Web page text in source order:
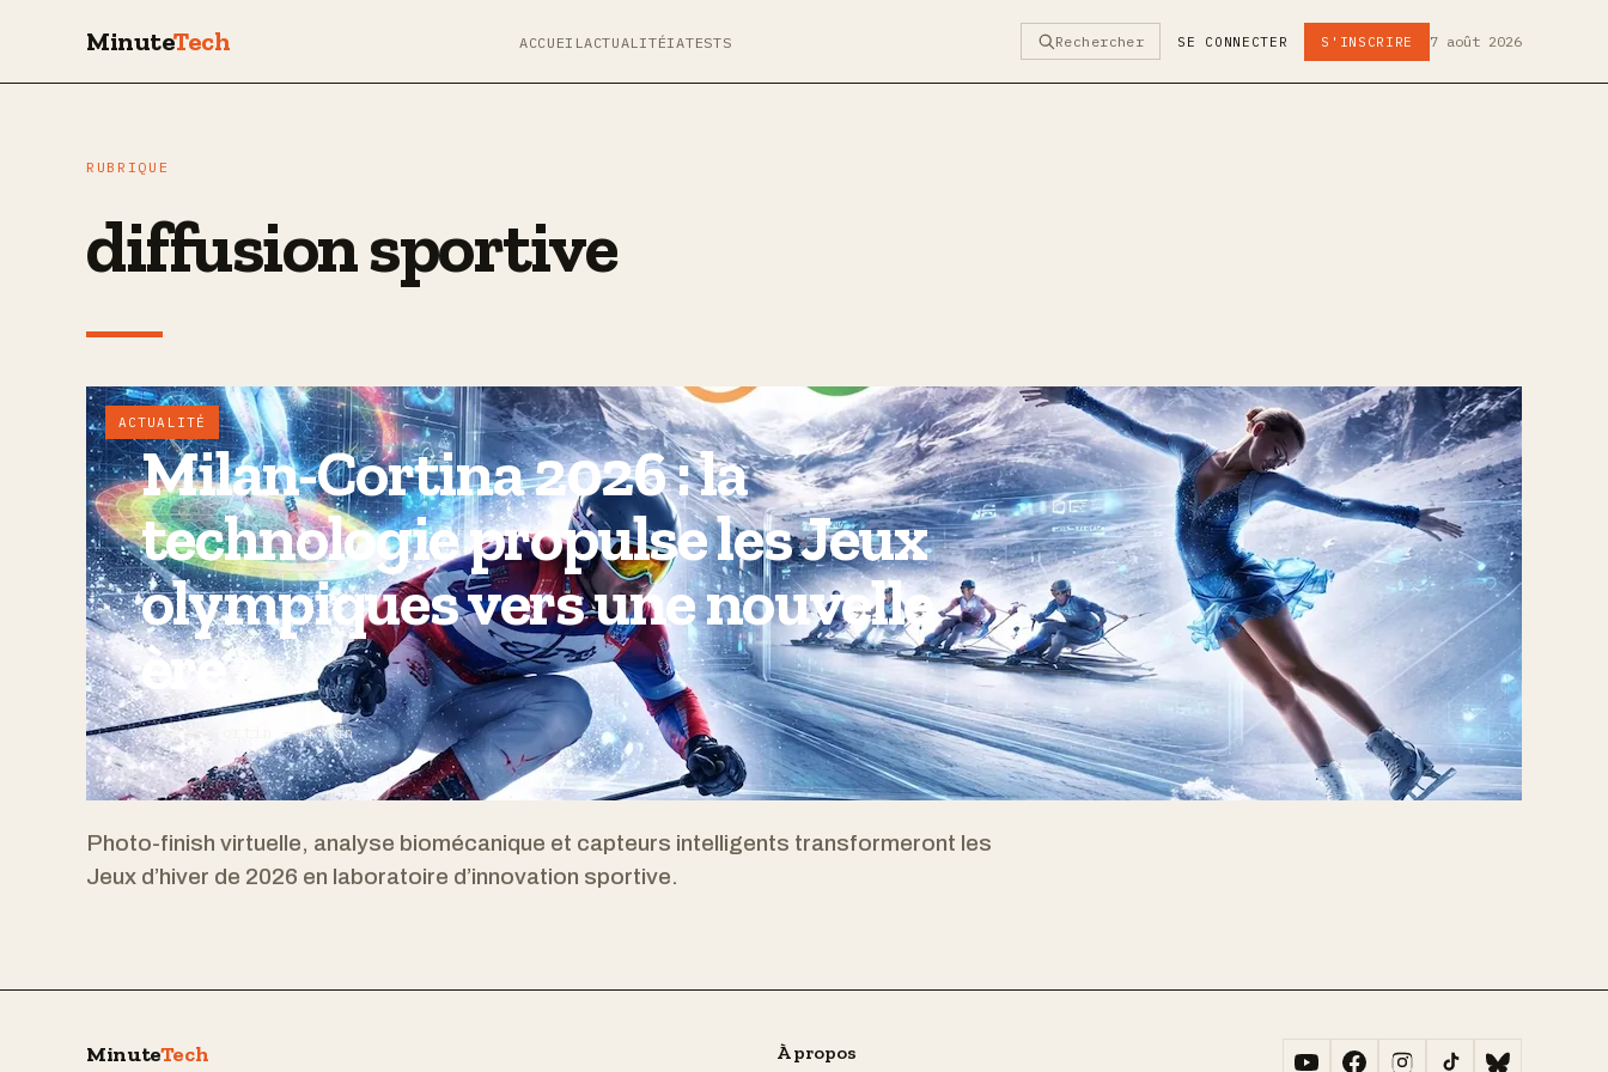
MinuteTech ACCUEILACTUALITÉIATESTS Rechercher SE CONNECTER S'INSCRIRE 7 août 2026
RUBRIQUE
diffusion sportive
ACTUALITÉ
Milan-Cortina 2026 : la
technologie propulse les Jeux
olympiques vers une nouvelle
ère
Steeve Fortin — 4 min
Photo-finish virtuelle, analyse biomécanique et capteurs intelligents transformeront les
Jeux d’hiver de 2026 en laboratoire d’innovation sportive.
MinuteTech
À propos